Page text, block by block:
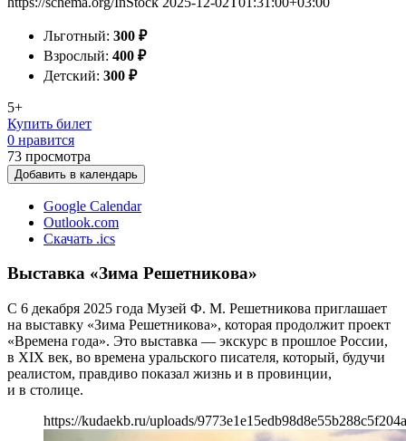
Льготный: 300 ₽
Взрослый: 400 ₽
Детский: 300 ₽
5+
Купить билет
0 нравится
73 просмотра
Добавить в календарь
Google Calendar
Outlook.com
Скачать .ics
Выставка «Зима Решетникова»
С 6 декабря 2025 года Музей Ф. М. Решетникова приглашает
на выставку «Зима Решетникова», которая продолжит проект
«Времена года». Это выставка — экскурс в прошлое России,
в XIX век, во времена уральского писателя, который, будучи
реалистом, правдиво показал жизнь и в провинции,
и в столице.
https://kudaekb.ru/uploads/